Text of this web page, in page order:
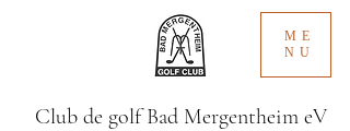
ME
NU
Club de golf Bad Mergentheim eV